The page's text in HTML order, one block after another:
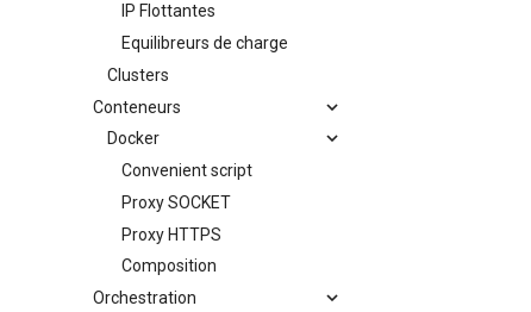
IP Flottantes
Equilibreurs de charge
Clusters
Conteneurs
Docker
Convenient script
Proxy SOCKET
Proxy HTTPS
Composition
Orchestration